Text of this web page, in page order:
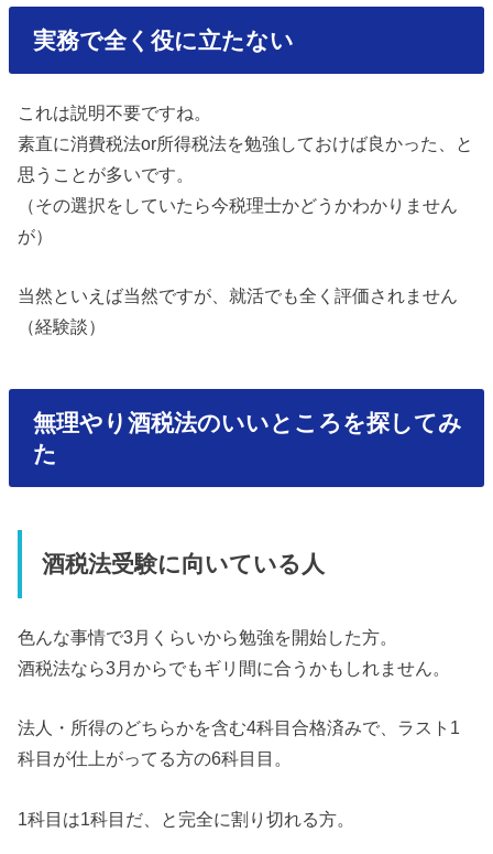
実務で全く役に立たない
これは説明不要ですね。
素直に消費税法or所得税法を勉強しておけば良かった、と
思うことが多いです。
（その選択をしていたら今税理士かどうかわかりません
が）
当然といえば当然ですが、就活でも全く評価されません
（経験談）
無理やり酒税法のいいところを探してみ
た
酒税法受験に向いている人
色んな事情で3月くらいから勉強を開始した方。
酒税法なら3月からでもギリ間に合うかもしれません。
法人・所得のどちらかを含む4科目合格済みで、ラスト1
科目が仕上がってる方の6科目目。
1科目は1科目だ、と完全に割り切れる方。